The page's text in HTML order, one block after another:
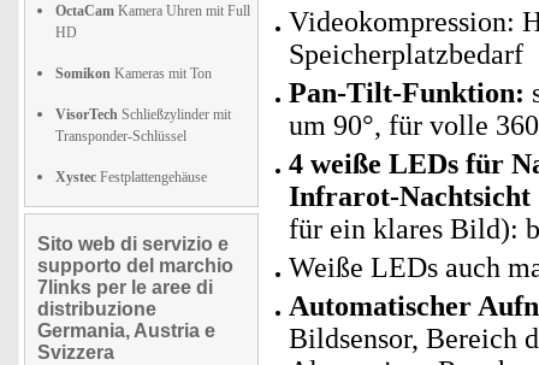
OctaCam Kamera Uhren mit Full
HD
Somikon Kameras mit Ton
VisorTech Schließzylinder mit
Transponder-Schlüssel
Xystec Festplattengehäuse
Sito web di servizio e
supporto del marchio
7links per le aree di
distribuzione
Germania, Austria e
Svizzera
Videokompression:
Speicherplatzbedarf
Pan-Tilt-Funktion:
um 90°, für volle
4 weiße LEDs für
Infrarot-Nachtsicht
für ein klares Bild):
Weiße LEDs auch
Automatischer
Bildsensor, Bereich